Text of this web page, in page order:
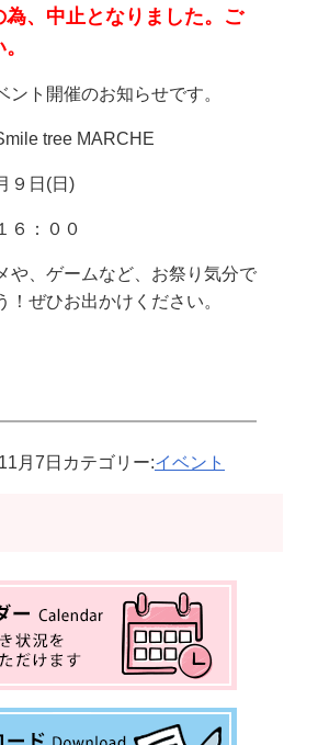
、中止となりました。ご
ント開催のお知らせです。
tree MARCHE
９日(日)
６：００
や、ゲームなど、お祭り気分で
！ぜひお出かけください。
月7日 カテゴリー:イベント